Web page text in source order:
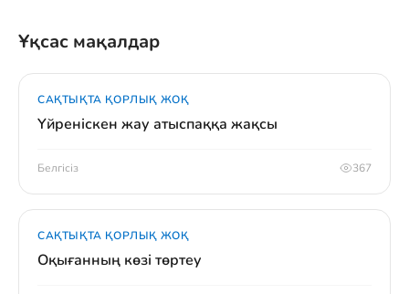
Ұқсас мақалдар
САҚТЫҚТА ҚОРЛЫҚ ЖОҚ
Үйреніскен жау атыспаққа жақсы
Белгісіз 367
САҚТЫҚТА ҚОРЛЫҚ ЖОҚ
Оқығанның көзі төртеу